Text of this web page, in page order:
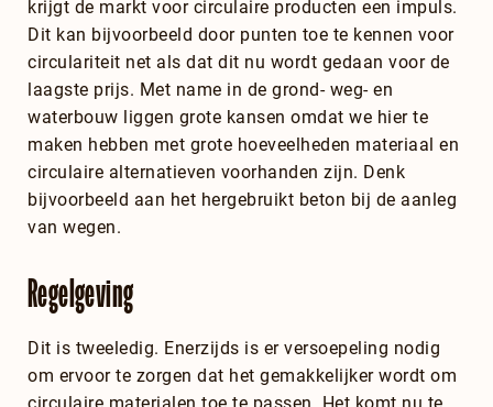
krijgt de markt voor circulaire producten een impuls.
Dit kan bijvoorbeeld door punten toe te kennen voor
circulariteit net als dat dit nu wordt gedaan voor de
laagste prijs. Met name in de grond- weg- en
waterbouw liggen grote kansen omdat we hier te
maken hebben met grote hoeveelheden materiaal en
circulaire alternatieven voorhanden zijn. Denk
bijvoorbeeld aan het hergebruikt beton bij de aanleg
van wegen.
Regelgeving
Dit is tweeledig. Enerzijds is er versoepeling nodig
om ervoor te zorgen dat het gemakkelijker wordt om